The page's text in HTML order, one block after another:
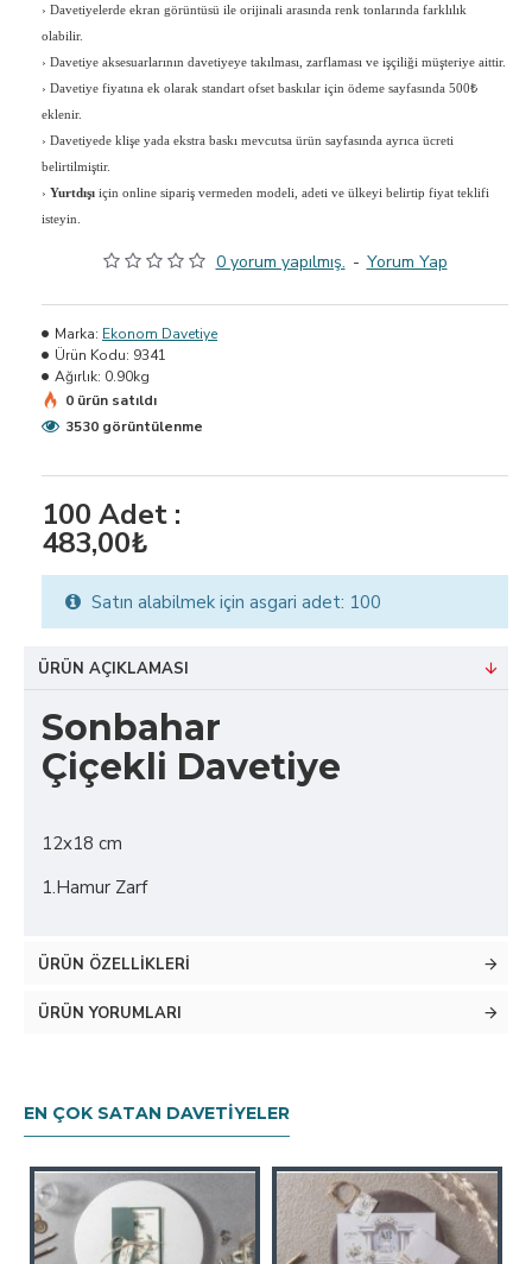
› Davetiyelerde ekran görüntüsü ile orijinali arasında renk tonlarında farklılık
olabilir.
› Davetiye aksesuarlarının davetiyeye takılması, zarflaması ve işçiliği müşteriye aittir.
› Davetiye fiyatına ek olarak standart ofset baskılar için ödeme sayfasında 500₺
eklenir.
› Davetiyede klişe yada ekstra baskı mevcutsa ürün sayfasında ayrıca ücreti
belirtilmiştir.
› Yurtdışı için online sipariş vermeden modeli, adeti ve ülkeyi belirtip fiyat teklifi
isteyin.
0 yorum yapılmış. - Yorum Yap
100 Adet :
483,00₺
Marka: Ekonom Davetiye
Ürün Kodu: 9341
Ağırlık: 0.90kg
0 ürün satıldı
3530 görüntülenme
Satın alabilmek için asgari adet: 100
ÜRÜN AÇIKLAMASI
Sonbahar
Çiçekli Davetiye
12x18 cm
1.Hamur Zarf
ÜRÜN ÖZELLIKLERI
ÜRÜN YORUMLARI
EN ÇOK SATAN DAVETIYELER